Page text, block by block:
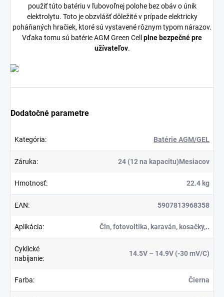
použiť túto batériu v ľubovoľnej polohe bez obáv o únik
elektrolytu. Toto je obzvlášť dôležité v prípade elektricky
poháňaných hračiek, ktoré sú vystavené rôznym typom nárazov.
Vďaka tomu sú batérie AGM Green Cell plne bezpečné pre
užívateľov.
Dodatočné parametre
Kategória: Batérie AGM/GEL
Záruka: 24 (12 na kapacitu)Mesiacov
Hmotnosť: 22.4 kg
EAN: 5907813968358
Aplikácia: Čln, fotovoltika, karaván, kosačky,..
Cyklické
nabíjanie:
14.5V – 14.9V (-30 mV/C)
Farba: Čierna